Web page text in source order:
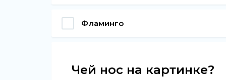
Фламинго
Чей нос на картинке?